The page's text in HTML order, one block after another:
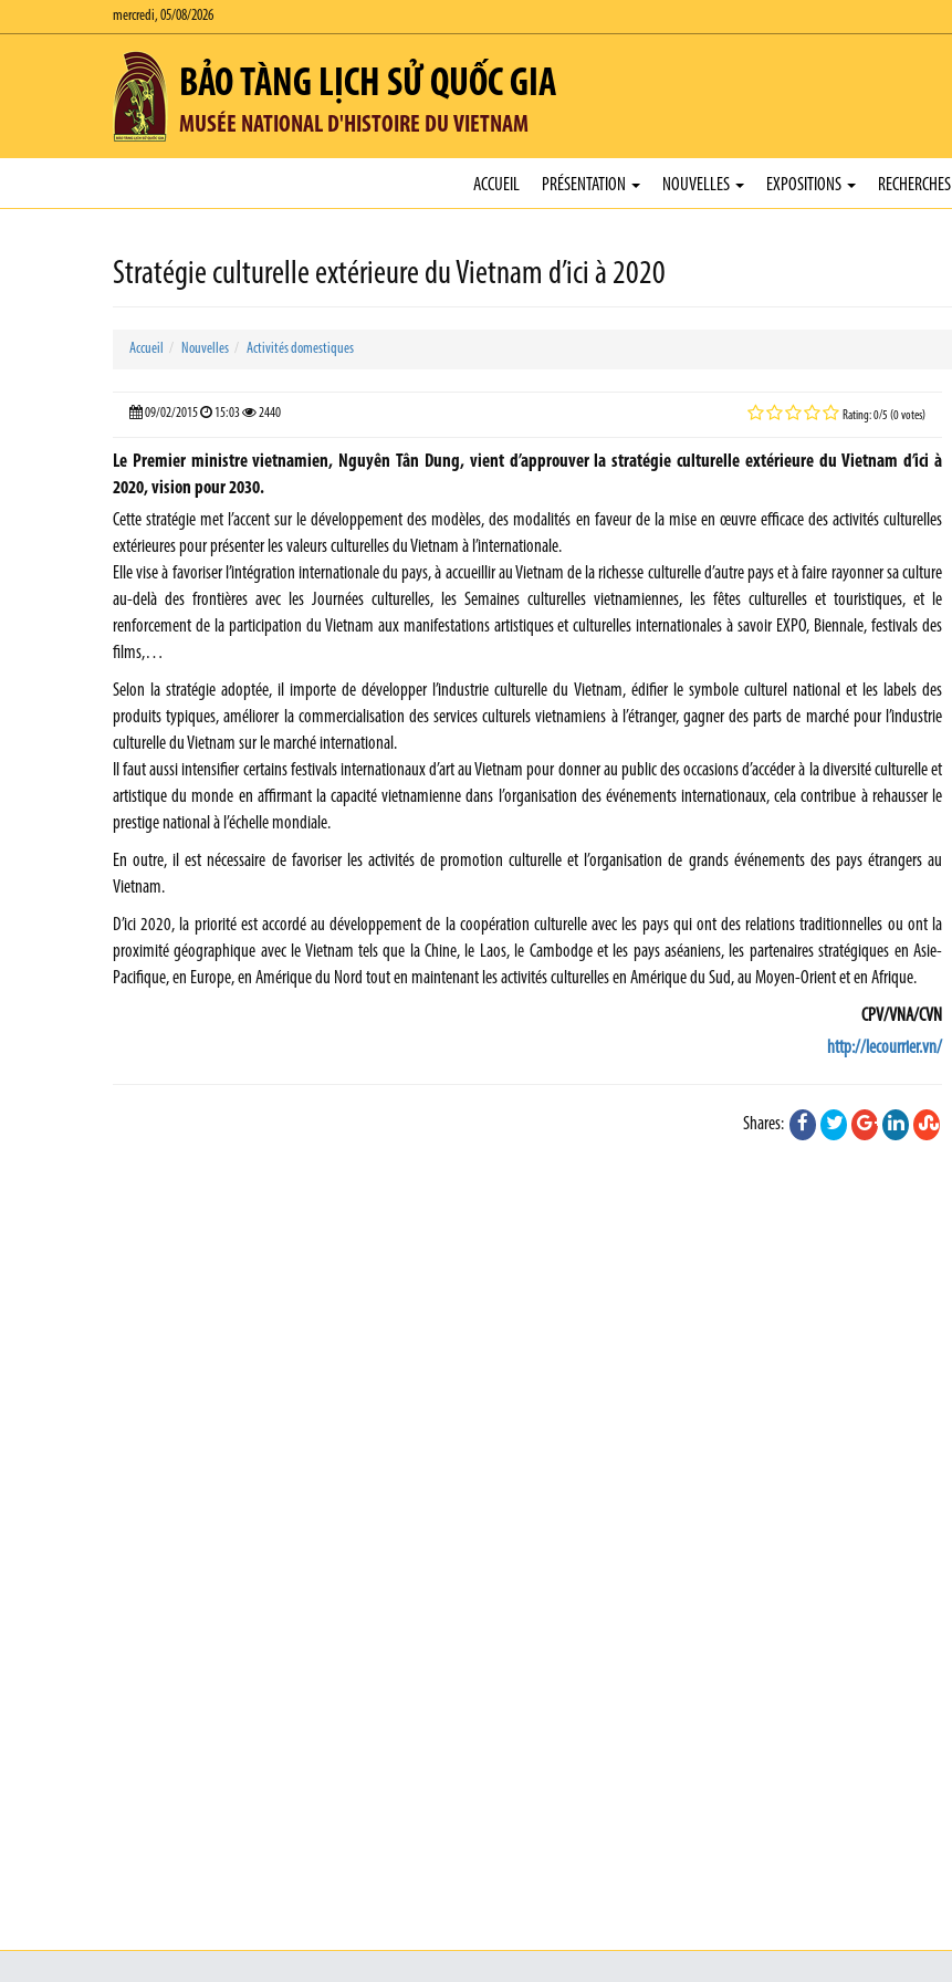
mercredi, 05/08/2026
BẢO TÀNG LỊCH SỬ QUỐC GIA
MUSÉE NATIONAL D'HISTOIRE DU VIETNAM
ACCUEIL PRÉSENTATION NOUVELLES EXPOSITIONS RECHERCHES
Stratégie culturelle extérieure du Vietnam d’ici à 2020
Accueil Nouvelles Activités domestiques
09/02/2015 15:03 2440 Rating: 0/5 (0 votes)
Le Premier ministre vietnamien, Nguyên Tân Dung, vient d’approuver la stratégie culturelle extérieure du Vietnam d’ici à
2020, vision pour 2030.
Cette stratégie met l’accent sur le développement des modèles, des modalités en faveur de la mise en œuvre efficace des activités culturelles
extérieures pour présenter les valeurs culturelles du Vietnam à l’internationale.
Elle vise à favoriser l’intégration internationale du pays, à accueillir au Vietnam de la richesse culturelle d’autre pays et à faire rayonner sa culture
au-delà des frontières avec les Journées culturelles, les Semaines culturelles vietnamiennes, les fêtes culturelles et touristiques, et le
renforcement de la participation du Vietnam aux manifestations artistiques et culturelles internationales à savoir EXPO, Biennale, festivals des
films,…
Selon la stratégie adoptée, il importe de développer l’industrie culturelle du Vietnam, édifier le symbole culturel national et les labels des
produits typiques, améliorer la commercialisation des services culturels vietnamiens à l’étranger, gagner des parts de marché pour l’industrie
culturelle du Vietnam sur le marché international.
Il faut aussi intensifier certains festivals internationaux d’art au Vietnam pour donner au public des occasions d’accéder à la diversité culturelle et
artistique du monde en affirmant la capacité vietnamienne dans l’organisation des événements internationaux, cela contribue à rehausser le
prestige national à l’échelle mondiale.
En outre, il est nécessaire de favoriser les activités de promotion culturelle et l’organisation de grands événements des pays étrangers au
Vietnam.
D’ici 2020, la priorité est accordé au développement de la coopération culturelle avec les pays qui ont des relations traditionnelles ou ont la
proximité géographique avec le Vietnam tels que la Chine, le Laos, le Cambodge et les pays aséaniens, les partenaires stratégiques en Asie-
Pacifique, en Europe, en Amérique du Nord tout en maintenant les activités culturelles en Amérique du Sud, au Moyen-Orient et en Afrique.
CPV/VNA/CVN
http://lecourrier.vn/
Shares: